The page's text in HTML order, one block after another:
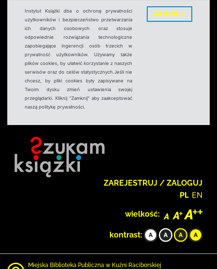
Instytut Książki dba o ochronę prywatności
użytkowników i bezpieczeństwo przetwarzania
ich danych osobowych oraz stosuje
odpowiednie rozwiązania technologiczne
zapobiegające ingerencji osób trzecich w
prywatność użytkowników. Używamy także
plików cookies, by ułatwić korzystanie z naszych
serwisów oraz do celów statystycznych.Jeśli nie
chcesz, by pliki cookies były zapisywane na
Twoim dysku zmień ustawienia swojej
przeglądarki. Kliknij "Zamknij" aby zaakceptować
naszą politykę prywatności.
ZAMKNIJ
ZAREJESTRUJ / ZALOGUJ
PL EN
wielkość:
kontrast:
Miejska Biblioteka Publiczna w Kuźni Raciborskiej